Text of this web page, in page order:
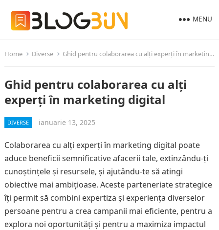
MENU
Home Diverse Ghid pentru colaborarea cu alți experți în marketing digital
Ghid pentru colaborarea cu alți
experți în marketing digital
DIVERSE ianuarie 13, 2025
Colaborarea cu alți experți în marketing digital poate
aduce beneficii semnificative afacerii tale, extinzându-ți
cunoștințele și resursele, și ajutându-te să atingi
obiective mai ambițioase. Aceste parteneriate strategice
îți permit să combini expertiza și experiența diverselor
persoane pentru a crea campanii mai eficiente, pentru a
explora noi oportunități și pentru a maximiza impactul